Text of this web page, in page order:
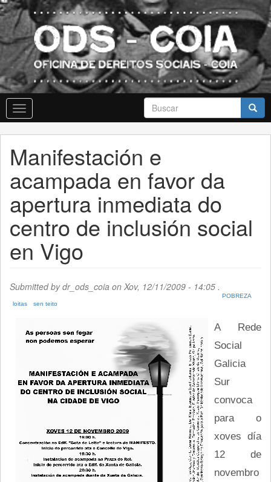
Skip
to
main
content
Formulario
de
busca
Buscar
Toggle
navigation
Manifestación e
acampada en favor da
apertura inmediata do
centro de inclusión social
en Vigo
Submitted bydr_ods_coia on Xov, 12/11/2009 - 14:05 .
POBREZA
loitas
sen teito
A Rede
Social
Galicia
Sur
convoca
para o
xoves día
12 de
novembro